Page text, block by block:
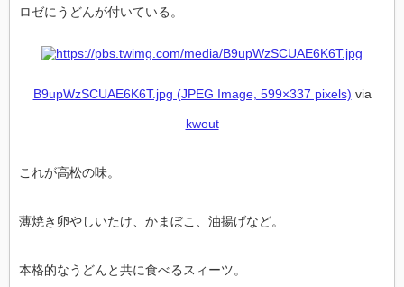
ロゼにうどんが付いている。
B9upWzSCUAE6K6T.jpg (JPEG Image, 599×337 pixels) via
kwout
これが高松の味。
薄焼き卵やしいたけ、かまぼこ、油揚げなど。
本格的なうどんと共に食べるスィーツ。